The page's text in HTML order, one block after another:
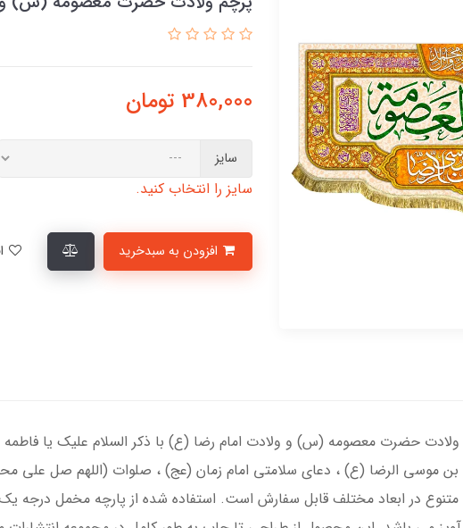
380,000 تومان
سایز
سایز را انتخاب کنید.
حضرت معصومه (س) و ولادت امام رضا (ع) با ذکر السلام علیک یا فاطمه
موسی الرضا (ع) ، دعای سلامتی امام زمان (عج) ، صلوات (اللهم صل علی
متنوع در ابعاد مختلف قابل سفارش است. استفاده شده از پارچه مخمل درجه